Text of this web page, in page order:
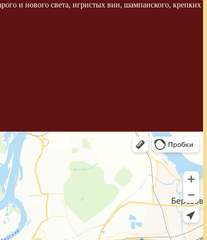
и нового света, игристых вин, шампанского, крепких